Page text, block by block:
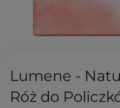
Lumene -
Róż do